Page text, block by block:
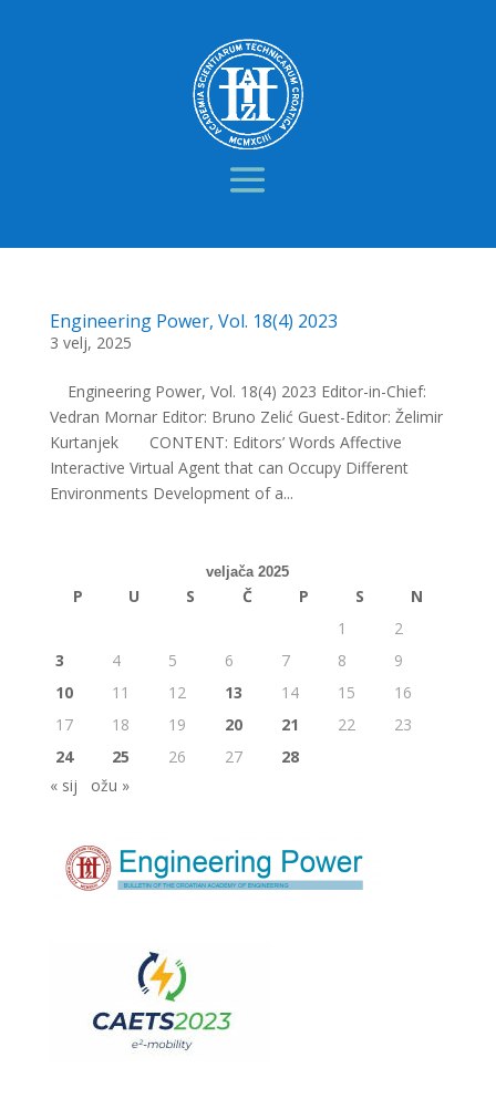
Engineering Power, Vol. 18(4) 2023
3 velj, 2025
Engineering Power, Vol. 18(4) 2023 Editor-in-Chief:
Vedran Mornar Editor: Bruno Zelić Guest-Editor: Želimir
Kurtanjek CONTENT: Editors’ Words Affective
Interactive Virtual Agent that can Occupy Different
Environments Development of a...
veljača 2025
P U S Č P S
N
1
2
3
4 5 6 7 8
9
10
11 12 13 14 15
16
17
18 19 20 21 22
23
24
25 26 27
28
« sij
ožu »